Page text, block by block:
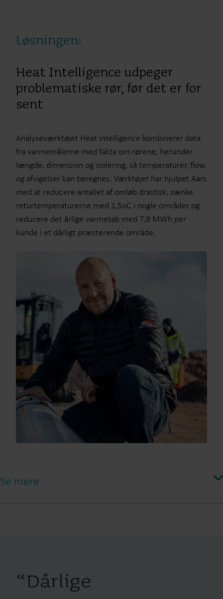
Løsningen:
Heat Intelligence udpeger
problematiske rør, før det er for
sent
Analyseværktøjet Heat Intelligence kombinerer data
fra varmemålerne med fakta om rørene, herunder
længde, dimension og isolering, så temperaturer, flow
og afvigelser kan beregnes. Værktøjet har hjulpet Aars
med at reducere antallet af omløb drastisk, sænke
returtemperaturerne med 1,5oC i nogle områder og
reducere det årlige varmetab med 7,8 MWh per
kunde i et dårligt præsterende område.
Se mere
Takket være Heat Intelligence kan Aars nu prioritere
“Dårlige